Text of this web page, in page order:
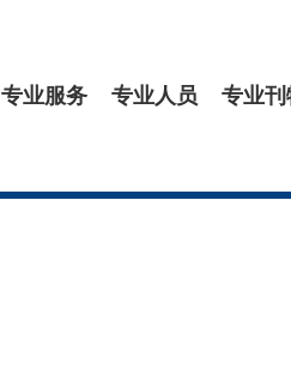
专业服务 专业人员 专业刊